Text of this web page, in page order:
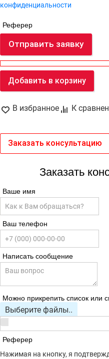
конфиденциальности
Реферер
Отправить заявку
Добавить в корзину
В избранное К
Заказать консультацию
Заказать
Ваше имя
Ваш телефон
Написать сообщение
Можно прикрепить список или
Выберите файлы..
Реферер
Нажимая на кнопку, я